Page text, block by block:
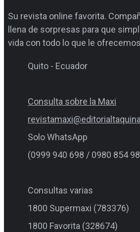
Su revista online favorita.
llena de sorpresas para que
vida con todo lo que le
Quito - Ecuador
Consulta sobre la Maxi
Solo WhatsApp
(0999 940 698 / 0980 854
Consultas varias
1800 Supermaxi (783376)
1800 Favorita (328674)